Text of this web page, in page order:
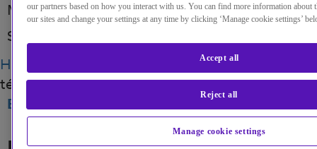
Menu
Search
Home
Améliorez l’expérience du
télétravail avec le SD-WAN
BLOG
our partners based on how you interact with us. You can find more information about
our sites and change your settings at any time by clicking ‘Manage cookie settings’
Manage cookie settings
Reject all
Accept all